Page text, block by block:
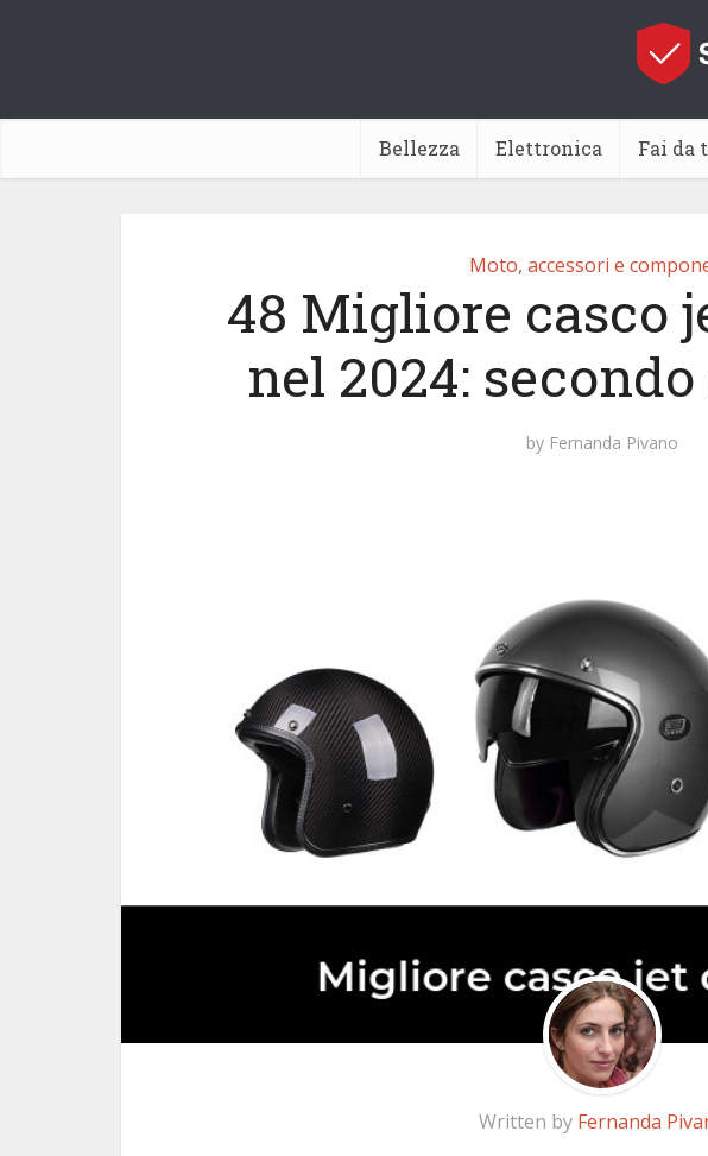
Bellezza Elettronica Fai da
Moto, accessori e
48 Migliore casco
nel 2024:
by Fernanda Pivano
Written by Fernanda